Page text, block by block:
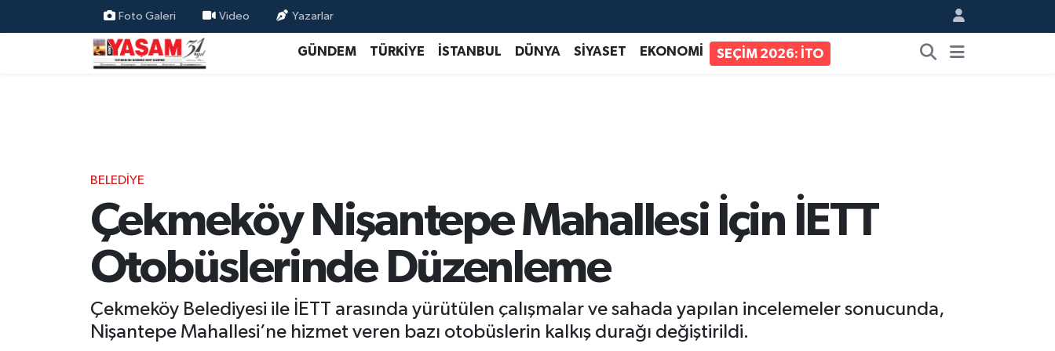
Foto Galeri Video Yazarlar
GÜNDEM TÜRKİYE İSTANBUL DÜNYA SİYASET EKONOMİ SEÇİM 2026: İTO
BELEDİYE
Çekmeköy Nişantepe Mahallesi İçin İETT
Otobüslerinde Düzenleme
Çekmeköy Belediyesi ile İETT arasında yürütülen çalışmalar ve sahada yapılan incelemeler sonucunda,
Nişantepe Mahallesi’ne hizmet veren bazı otobüslerin kalkış durağı değiştirildi.